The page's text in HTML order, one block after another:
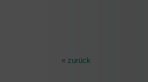
« zurück